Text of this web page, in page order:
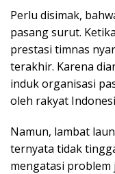
Perlu disimak,
pasang surut.
prestasi timnas
terakhir. Karena
induk organisasi
oleh rakyat
Namun, lambat
ternyata tidak
mengatasi problem